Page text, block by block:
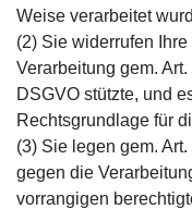
Weise verarbeitet
(2) Sie widerrufen
Verarbeitung gem.
DSGVO stützte, und
Rechtsgrundlage für
(3) Sie legen gem.
gegen die
vorrangigen